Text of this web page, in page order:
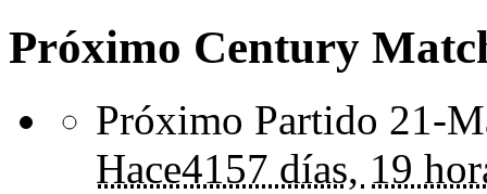
Próximo Century
Próximo Partido 21-
Hace4157 días, 19